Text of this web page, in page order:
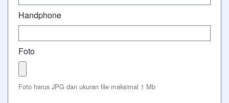
Handphone
Foto
Foto harus JPG dan ukuran file maksimal 1 Mb